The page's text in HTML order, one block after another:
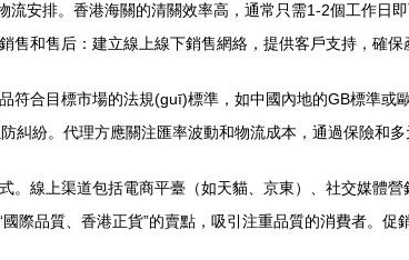
安排。香港海關的清關效率高，通常只需1-2個工作日
和售后：建立線上線下銷售網絡，提供客戶支持，確保
符合目標市場的法規(guī)標準，如中國內地的GB標準
紛。代理方應關注匯率波動和物流成本，通過保險和多
。線上渠道包括電商平臺（如天貓、京東）、社交媒體
際品質、香港正貨”的賣點，吸引注重品質的消費者。促